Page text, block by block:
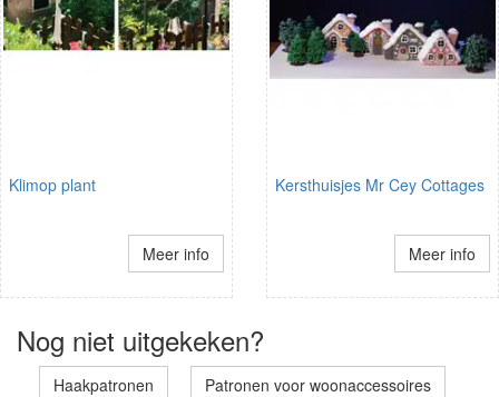
Klimop plant
Meer info
Kersthuisjes Mr Cey Cottages
Meer info
Nog niet uitgekeken?
Haakpatronen
Patronen voor woonaccessoires